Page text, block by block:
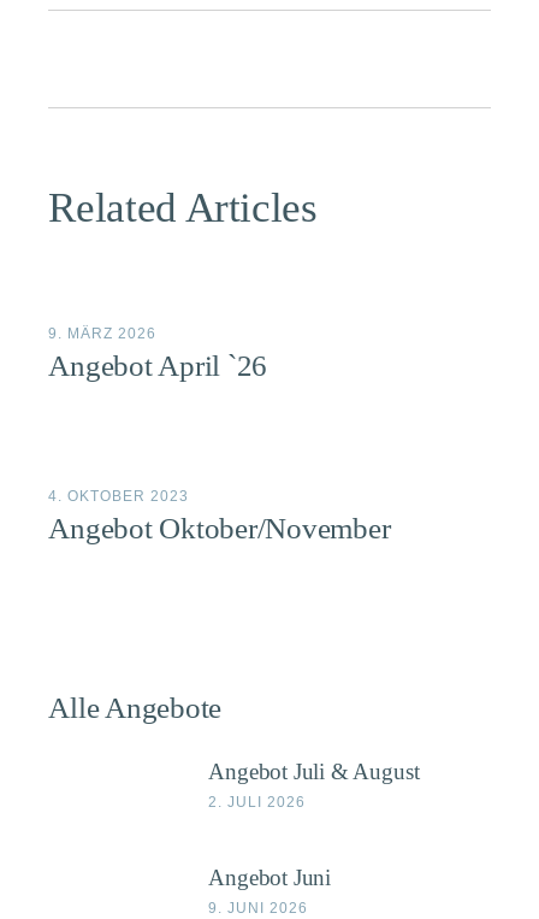
Related Articles
9. MÄRZ 2026
Angebot April `26
4. OKTOBER 2023
Angebot Oktober/November
Alle Angebote
Angebot Juli & August
2. JULI 2026
Angebot Juni
9. JUNI 2026